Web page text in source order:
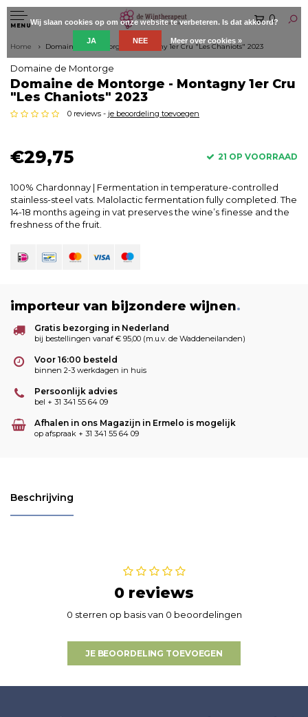
MENU
0
Home Domaine de Montorge - Montagny 1er Cru "Les Chaniots" 2023
Domaine de Montorge
Domaine de Montorge - Montagny 1er Cru
"Les Chaniots" 2023
0 reviews - je beoordeling toevoegen
€29,75 21 OP VOORRAAD
100% Chardonnay | Fermentation in temperature-controlled
stainless-steel vats. Malolactic fermentation fully completed. The
14-18 months ageing in vat preserves the wine’s finesse and the
freshness of the fruit.
importeur van bijzondere wijnen.
Gratis bezorging in Nederland
bij bestellingen vanaf € 95,00 (m.u.v. de Waddeneilanden)
Voor 16:00 besteld
binnen 2-3 werkdagen in huis
Persoonlijk advies
bel + 31 341 55 64 09
Afhalen in ons Magazijn in Ermelo is mogelijk
op afspraak + 31 341 55 64 09
Beschrijving
0 reviews
0 sterren op basis van 0 beoordelingen
JE BEOORDELING TOEVOEGEN
Wij slaan cookies op om onze website te verbeteren. Is dat akkoord?
JA NEE Meer over cookies »